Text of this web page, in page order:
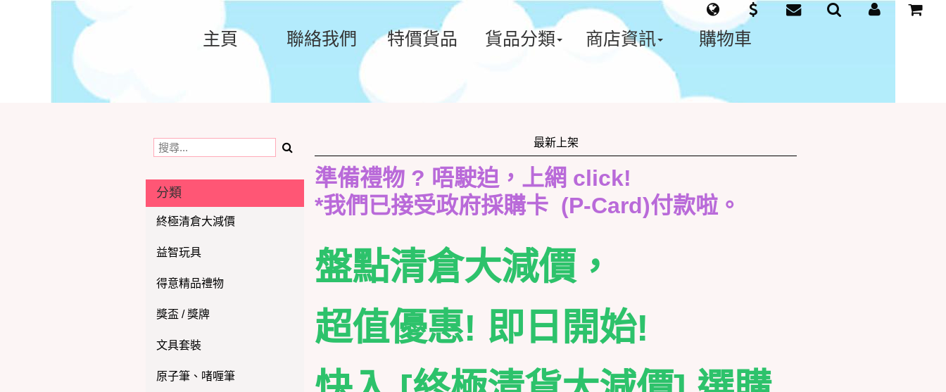
主頁 聯絡我們 特價貨品 貨品分類 商店資訊 購物車
分類
終極清倉大減價
益智玩具
得意精品禮物
獎盃 / 獎牌
文具套裝
原子筆、啫喱筆
最新上架
準備禮物 ? 唔駛迫，上網 click!
*我們已接受政府採購卡 (P-Card)付款啦。
盤點清倉大減價，
超值優惠! 即日開始!